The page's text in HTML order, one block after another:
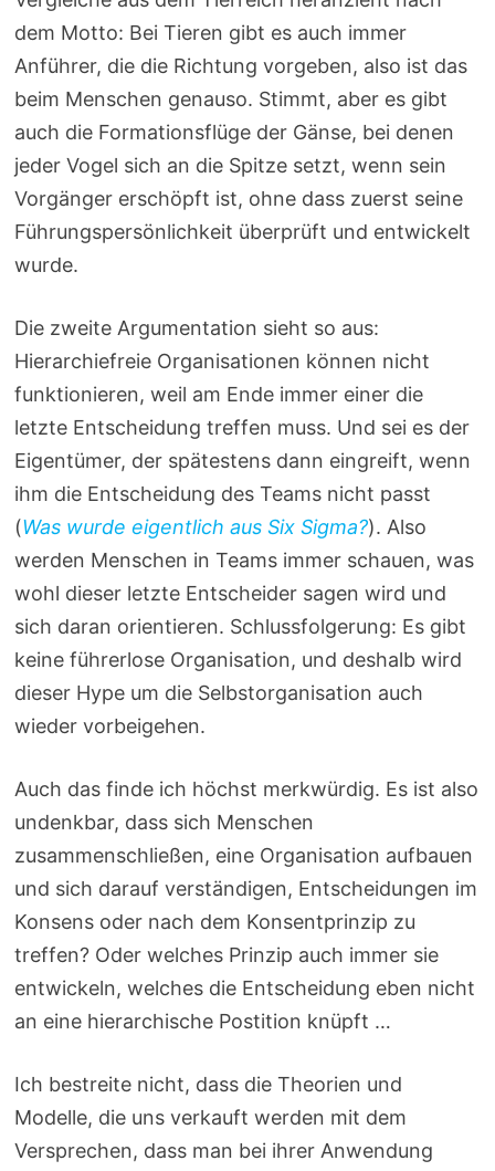
dem Motto: Bei Tieren gibt es auch immer
Anführer, die die Richtung vorgeben, also ist das
beim Menschen genauso. Stimmt, aber es gibt
auch die Formationsflüge der Gänse, bei denen
jeder Vogel sich an die Spitze setzt, wenn sein
Vorgänger erschöpft ist, ohne dass zuerst seine
Führungspersönlichkeit überprüft und entwickelt
wurde.
Die zweite Argumentation sieht so aus:
Hierarchiefreie Organisationen können nicht
funktionieren, weil am Ende immer einer die
letzte Entscheidung treffen muss. Und sei es der
Eigentümer, der spätestens dann eingreift, wenn
ihm die Entscheidung des Teams nicht passt
(Was wurde eigentlich aus Six Sigma?). Also
werden Menschen in Teams immer schauen, was
wohl dieser letzte Entscheider sagen wird und
sich daran orientieren. Schlussfolgerung: Es gibt
keine führerlose Organisation, und deshalb wird
dieser Hype um die Selbstorganisation auch
wieder vorbeigehen.
Auch das finde ich höchst merkwürdig. Es ist also
undenkbar, dass sich Menschen
zusammenschließen, eine Organisation aufbauen
und sich darauf verständigen, Entscheidungen im
Konsens oder nach dem Konsentprinzip zu
treffen? Oder welches Prinzip auch immer sie
entwickeln, welches die Entscheidung eben nicht
an eine hierarchische Postition knüpft …
Ich bestreite nicht, dass die Theorien und
Modelle, die uns verkauft werden mit dem
Versprechen, dass man bei ihrer Anwendung